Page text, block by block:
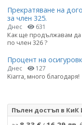
Прекратяване на
за член 325.
Днес 631
Как ще продължавам да
по член 326 ?
Процент на
Днес 127
Kiarra, много благодаря!
Пълен достъп в КиК